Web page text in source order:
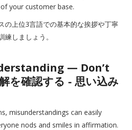
your customer base.
の上位3言語での基本的な挨拶や丁寧
しましょう。
— Don’t
を確認する - 思い込み
misunderstandings can easily
nods and smiles in affirmation.